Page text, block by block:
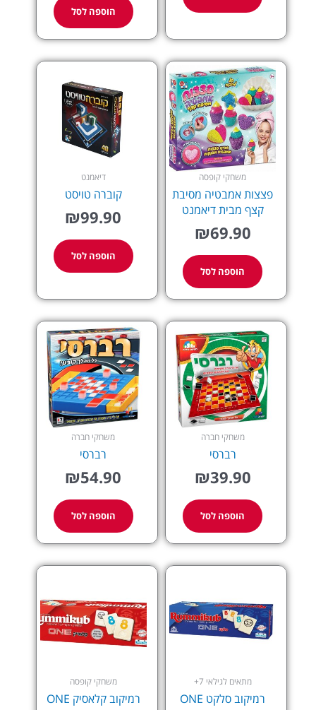
הוספה לסל
משחקי קופסה
פצצות אמבטיה מסיבת
קצף מבית דיאמנט
₪69.90
הוספה לסל
דיאמנט
קוברה טויסט
₪99.90
הוספה לסל
משחקי חברה
רברסי
₪39.90
הוספה לסל
משחקי חברה
רברסי
₪54.90
הוספה לסל
מתאים לגילאי 7+
רמיקוב סלקט ONE
משחקי קופסה
רמיקוב קלאסיק ONE